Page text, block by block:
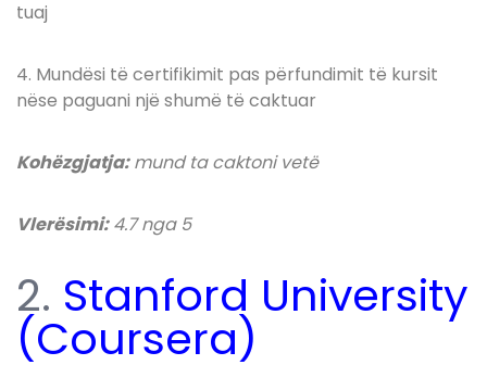
tuaj
4. Mundësi të certifikimit pas përfundimit të kursit
nëse paguani një shumë të caktuar
Kohëzgjatja:mund ta caktoni vetë
Vlerësimi:4.7 nga 5
2. Stanford University
(Coursera)